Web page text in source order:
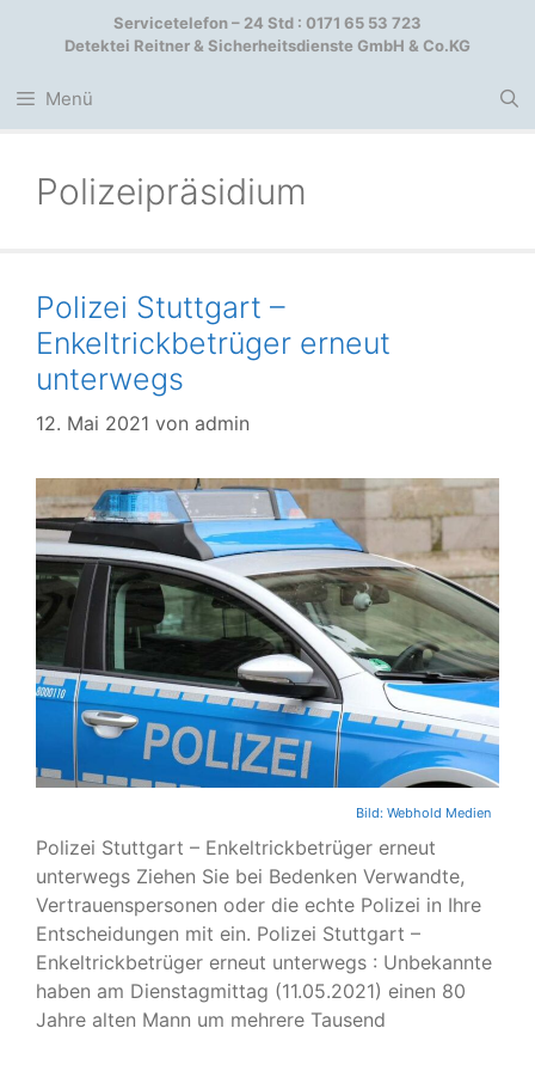
Servicetelefon – 24 Std : 0171 65 53 723
Detektei Reitner & Sicherheitsdienste GmbH & Co.KG
Menü
Polizeipräsidium
Polizei Stuttgart –
Enkeltrickbetrüger erneut
unterwegs
12. Mai 2021 von admin
Bild: Webhold Medien
Polizei Stuttgart – Enkeltrickbetrüger erneut
unterwegs Ziehen Sie bei Bedenken Verwandte,
Vertrauenspersonen oder die echte Polizei in Ihre
Entscheidungen mit ein. Polizei Stuttgart –
Enkeltrickbetrüger erneut unterwegs : Unbekannte
haben am Dienstagmittag (11.05.2021) einen 80
Jahre alten Mann um mehrere Tausend